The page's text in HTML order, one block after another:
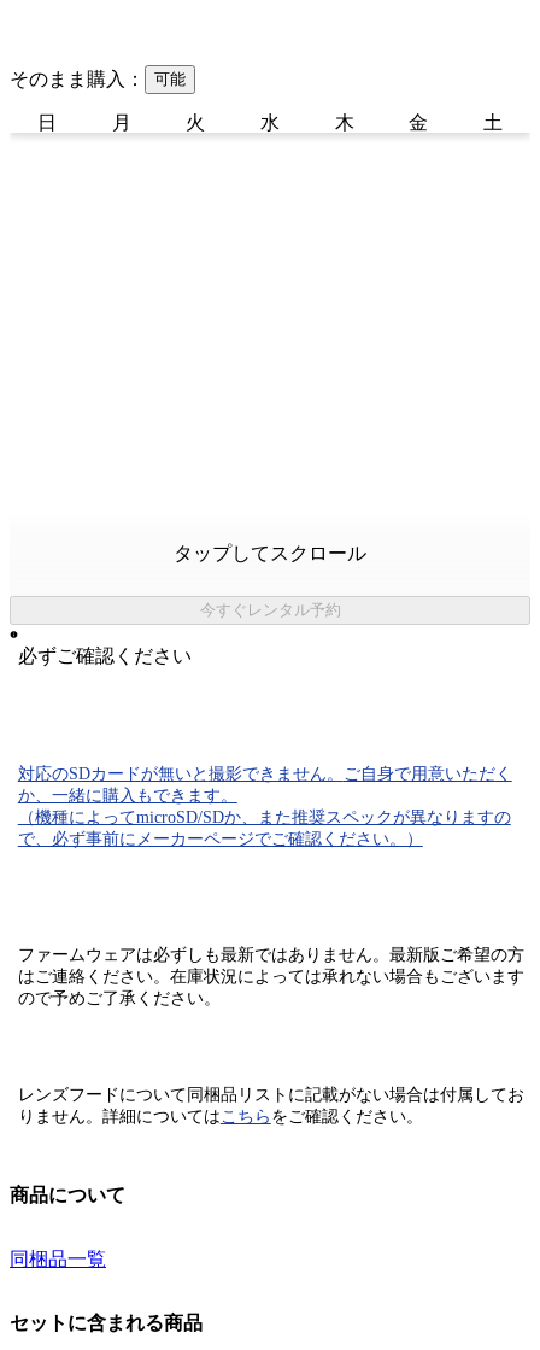
そのまま購入： 可能
日 月 火 水 木 金 土
タップしてスクロール
今すぐレンタル予約
必ずご確認ください
対応のSDカードが無いと 撮影できません。 ご自身で用意いただく
か、一緒に購入もできます。
（機種によってmicroSD/SDか、また推奨スペックが異なりますの
で、必ず事前にメーカーページでご確認ください。）
ファームウェアは必ずしも最新ではありません。最新版ご希望の方
はご連絡ください。在庫状況によっては承れない場合もございます
ので予めご了承ください。
レンズフードについて同梱品リストに記載がない場合は付属してお
りません。 詳細についてはこちら をご確認ください。
商品について
同梱品一覧
セットに含まれる商品